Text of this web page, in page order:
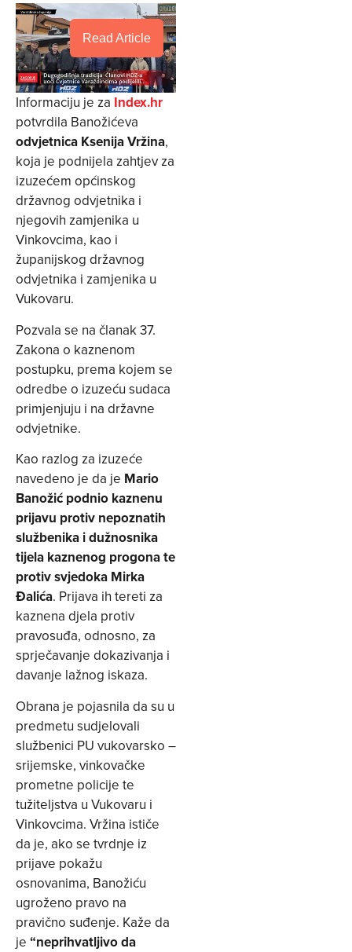
Read Article
Informaciju je za Index.hr
potvrdila Banožićeva
odvjetnica Ksenija Vržina,
koja je podnijela zahtjev za
izuzećem općinskog
državnog odvjetnika i
njegovih zamjenika u
Vinkovcima, kao i
županijskog državnog
odvjetnika i zamjenika u
Vukovaru.
Pozvala se na članak 37.
Zakona o kaznenom
postupku, prema kojem se
odredbe o izuzeću sudaca
primjenjuju i na državne
odvjetnike.
Kao razlog za izuzeće
navedeno je da je Mario
Banožić podnio kaznenu
prijavu protiv nepoznatih
službenika i dužnosnika
tijela kaznenog progona te
protiv svjedoka Mirka
Đalića. Prijava ih tereti za
kaznena djela protiv
pravosuđa, odnosno, za
sprječavanje dokazivanja i
davanje lažnog iskaza.
Obrana je pojasnila da su u
predmetu sudjelovali
službenici PU vukovarsko –
srijemske, vinkovačke
prometne policije te
tužiteljstva u Vukovaru i
Vinkovcima. Vržina ističe
da je, ako se tvrdnje iz
prijave pokažu
osnovanima, Banožiću
ugroženo pravo na
pravično suđenje. Kaže da
je “neprihvatljivo da